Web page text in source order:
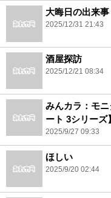
大晦日の出来事
2025/12/31 21:43
酒屋探訪
2025/12/21 08:34
みんカラ：モ
ート 3シリーズ】
2025/9/27 09:33
ほしい
2025/9/20 02:44